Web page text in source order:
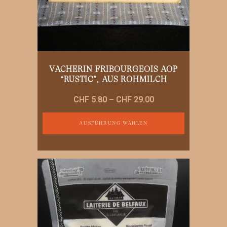
gewählt
werden
VACHERIN FRIBOURGEOIS AOP
“RUSTIC”, AUS ROHMILCH
CHF5.80 – CHF29.00Preisspanne:
AUSFÜHRUNG WÄHLEN
Produkt
weist
mehrere
Varianten
auf.
Die
Optionen
können